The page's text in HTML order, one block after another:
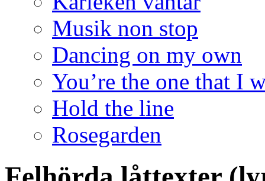
Musik non stop
Dancing on my own
You’re the one that I
Hold the line
Rosegarden